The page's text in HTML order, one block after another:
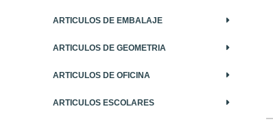
ARTICULOS DE EMBALAJE
ARTICULOS DE GEOMETRIA
ARTICULOS DE OFICINA
ARTICULOS ESCOLARES